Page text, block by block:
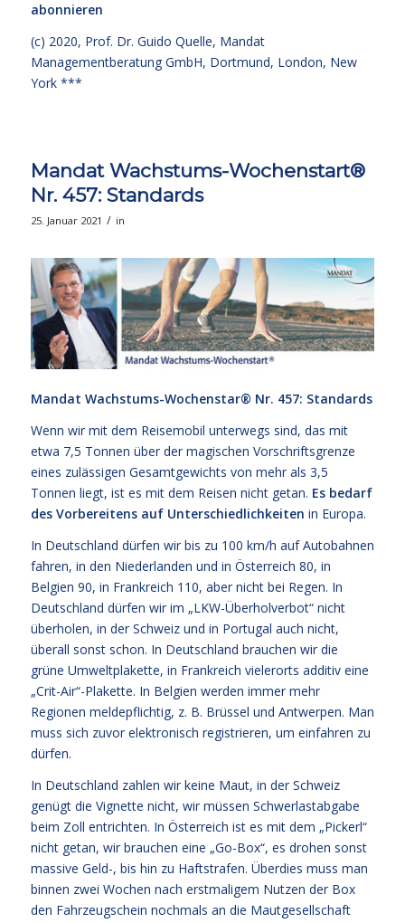
abonnieren
(c) 2020, Prof. Dr. Guido Quelle, Mandat
Managementberatung GmbH, Dortmund, London, New
York ***
Mandat Wachstums-Wochenstart®
Nr. 457: Standards
25. Januar 2021 / in
Mandat Wachstums-Wochenstar® Nr. 457: Standards
Wenn wir mit dem Reisemobil unterwegs sind, das mit
etwa 7,5 Tonnen über der magischen Vorschriftsgrenze
eines zulässigen Gesamtgewichts von mehr als 3,5
Tonnen liegt, ist es mit dem Reisen nicht getan. Es bedarf
des Vorbereitens auf Unterschiedlichkeiten in Europa.
In Deutschland dürfen wir bis zu 100 km/h auf Autobahnen
fahren, in den Niederlanden und in Österreich 80, in
Belgien 90, in Frankreich 110, aber nicht bei Regen. In
Deutschland dürfen wir im „LKW-Überholverbot“ nicht
überholen, in der Schweiz und in Portugal auch nicht,
überall sonst schon. In Deutschland brauchen wir die
grüne Umweltplakette, in Frankreich vielerorts additiv eine
„Crit-Air“-Plakette. In Belgien werden immer mehr
Regionen meldepflichtig, z. B. Brüssel und Antwerpen. Man
muss sich zuvor elektronisch registrieren, um einfahren zu
dürfen.
In Deutschland zahlen wir keine Maut, in der Schweiz
genügt die Vignette nicht, wir müssen Schwerlastabgabe
beim Zoll entrichten. In Österreich ist es mit dem „Pickerl“
nicht getan, wir brauchen eine „Go-Box“, es drohen sonst
massive Geld-, bis hin zu Haftstrafen. Überdies muss man
binnen zwei Wochen nach erstmaligem Nutzen der Box
den Fahrzeugschein nochmals an die Mautgesellschaft